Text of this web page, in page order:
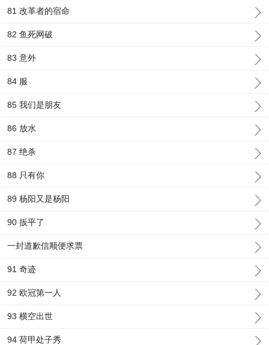
81 改革者的宿命
82 鱼死网破
83 意外
84 服
85 我们是朋友
86 放水
87 绝杀
88 只有你
89 杨阳又是杨阳
90 扳平了
一封道歉信顺便求票
91 奇迹
92 欧冠第一人
93 横空出世
94 荷甲处子秀